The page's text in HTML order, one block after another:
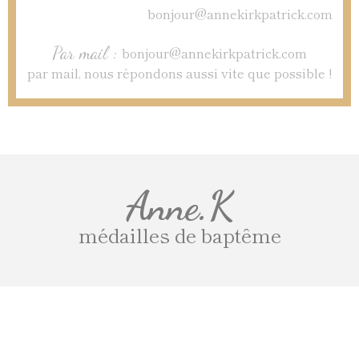
Par mail : bonjour@annekirkpatrick.com
par mail, nous répondons aussi vite que possible !
Anne.K
médailles de baptême